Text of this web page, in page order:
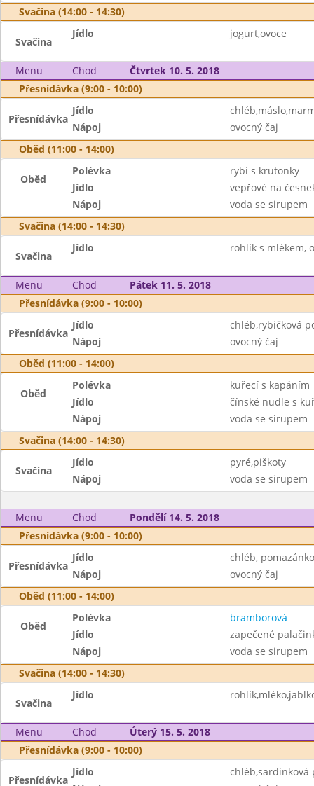
Svačina (14:00 - 14:30)
Svačina
Jídlo jogurt,ovoce
Menu Chod
Čtvrtek 10. 5. 2018
Přesnídávka (9:00 - 10:00)
Přesnídávka
Jídlo
Nápoj
ovocný čaj
Oběd (11:00 - 14:00)
Oběd
Polévka
rybí s krutonky
Jídlo
vepřové na
Nápoj
voda se sirupem
Svačina (14:00 - 14:30)
Svačina
Jídlo rohlík s mlékem,
Menu Chod
Pátek 11. 5. 2018
Přesnídávka (9:00 - 10:00)
Přesnídávka
Jídlo
chléb,rybičková
Nápoj
ovocný čaj
Oběd (11:00 - 14:00)
Oběd
Polévka
kuřecí s kapáním
Jídlo
čínské nudle s
Nápoj
voda se sirupem
Svačina (14:00 - 14:30)
Svačina
Jídlo
pyré,piškoty
Nápoj
voda se sirupem
Menu Chod
Pondělí 14. 5. 2018
Přesnídávka (9:00 - 10:00)
Přesnídávka
Jídlo
chléb,
Nápoj
ovocný čaj
Oběd (11:00 - 14:00)
Oběd
Polévka
bramborová
Jídlo
zapečené
Nápoj
voda se sirupem
Svačina (14:00 - 14:30)
Svačina
Jídlo
Menu Chod
Úterý 15. 5. 2018
Přesnídávka (9:00 - 10:00)
Přesnídávka
Jídlo
chléb,sardinková